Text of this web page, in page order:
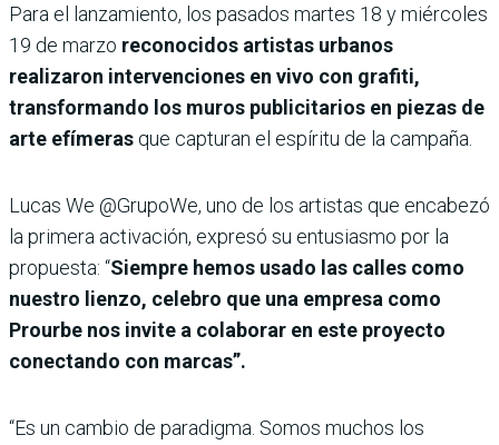
Para el lanzamiento, los pasados martes 18 y miércoles
19 de marzo reconocidos artistas urbanos
realizaron intervenciones en vivo con grafiti,
transformando los muros publicitarios en piezas de
arte efímeras que capturan el espíritu de la campaña.
Lucas We @GrupoWe, uno de los artistas que encabezó
la primera activación, expresó su entusiasmo por la
propuesta: “Siempre hemos usado las calles como
nuestro lienzo, celebro que una empresa como
Prourbe nos invite a colaborar en este proyecto
conectando con marcas”.
“Es un cambio de paradigma. Somos muchos los